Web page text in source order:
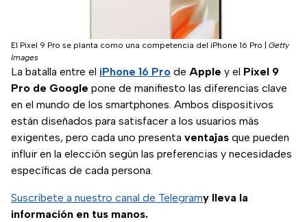
El Pixel 9 Pro se planta como una competencia del iPhone 16 Pro
Getty
Images
La batalla entre el iPhone 16 Pro de Apple y el Pixel 9
Pro de Google pone de manifiesto las diferencias clave
en el mundo de los smartphones. Ambos dispositivos
están diseñados para satisfacer a los usuarios más
exigentes, pero cada uno presenta ventajas que pueden
influir en la elección según las preferencias y necesidades
específicas de cada persona.
Suscríbete a nuestro canal de Telegramy lleva la
información en tus manos.